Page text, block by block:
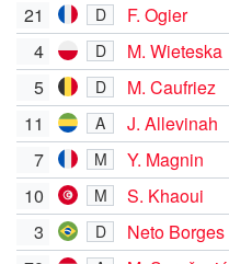
21
D
F. Ogier
4
D
M. Wieteska
5
D
M. Caufriez
11
A
J. Allevinah
7
M
Y. Magnin
10
M S. Khaoui
3 D
Neto Borges